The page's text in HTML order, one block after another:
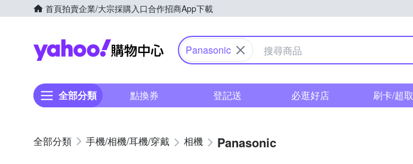
首頁拍賣企業/大宗採購入口合作招商App下載
Yahoo購物中心
Panasonic
全部分類 點換券 登記送 必逛好店 刷卡/超取
手機/相機/耳機/穿戴 相機 Panasonic